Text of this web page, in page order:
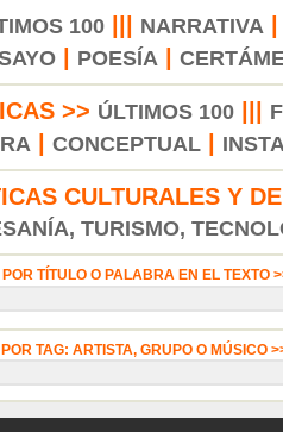
100 NARRATIVA
| POESÍA
>> ÚLTIMOS 100|||
CONCEPTUAL
CULTURALES Y
TURISMO,
POR TÍTULO O PALABRA EN EL TEXTO
POR TAG: ARTISTA, GRUPO O MÚSICO